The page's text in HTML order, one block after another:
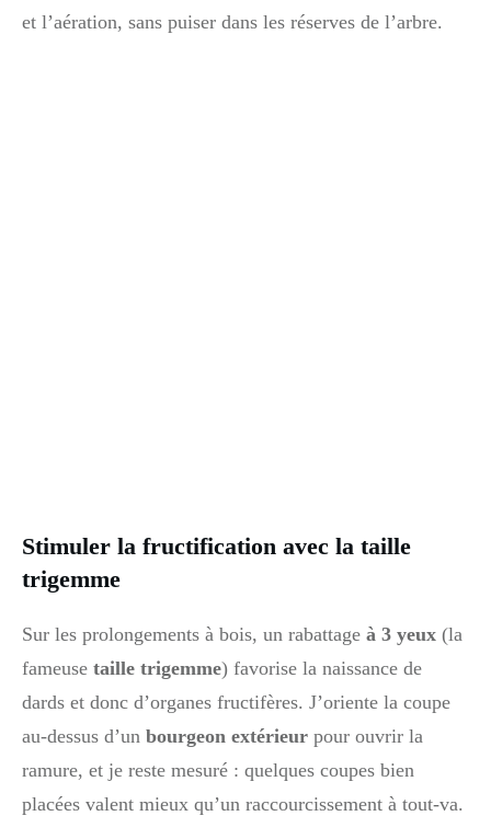
et l’aération, sans puiser dans les réserves de l’arbre.
Stimuler la fructification avec la taille
trigemme
Sur les prolongements à bois, un rabattage à 3 yeux (la
fameuse taille trigemme) favorise la naissance de
dards et donc d’organes fructifères. J’oriente la coupe
au-dessus d’un bourgeon extérieur pour ouvrir la
ramure, et je reste mesuré : quelques coupes bien
placées valent mieux qu’un raccourcissement à tout-va.